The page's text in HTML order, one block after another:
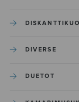
DIVERSE
DUETOT